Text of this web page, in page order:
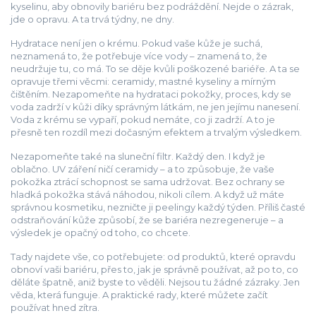
kyselinu, aby obnovily bariéru bez podráždění. Nejde o zázrak,
jde o opravu. A ta trvá týdny, ne dny.
Hydratace není jen o krému. Pokud vaše kůže je suchá,
neznamená to, že potřebuje více vody – znamená to, že
neudržuje tu, co má. To se děje kvůli poškozené bariéře. A ta se
opravuje třemi věcmi: ceramidy, mastné kyseliny a mírným
čištěním. Nezapomeňte na hydrataci pokožky proces, kdy se
voda zadrží v kůži díky správným látkám, ne jen jejímu nanesení.
Voda z krému se vypaří, pokud nemáte, co ji zadrží. A to je
přesně ten rozdíl mezi dočasným efektem a trvalým výsledkem.
Nezapomeňte také na sluneční filtr. Každý den. I když je
oblačno. UV záření ničí ceramidy – a to způsobuje, že vaše
pokožka ztrácí schopnost se sama udržovat. Bez ochrany se
hladká pokožka stává náhodou, nikoli cílem. A když už máte
správnou kosmetiku, nezničte ji peelingy každý týden. Příliš časté
odstraňování kůže způsobí, že se bariéra nezregeneruje – a
výsledek je opačný od toho, co chcete.
Tady najdete vše, co potřebujete: od produktů, které opravdu
obnoví vaši bariéru, přes to, jak je správně používat, až po to, co
děláte špatně, aniž byste to věděli. Nejsou tu žádné zázraky. Jen
věda, která funguje. A praktické rady, které můžete začít
používat hned zítra.